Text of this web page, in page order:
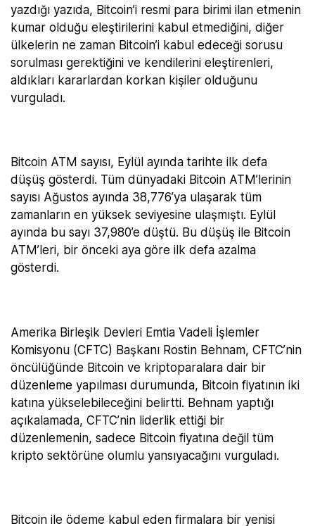
yazdığı yazıda, Bitcoin’i resmi para birimi ilan etmenin
kumar olduğu eleştirilerini kabul etmediğini, diğer
ülkelerin ne zaman Bitcoin’i kabul edeceği sorusu
sorulması gerektiğini ve kendilerini eleştirenleri,
aldıkları kararlardan korkan kişiler olduğunu
vurguladı.
Bitcoin ATM sayısı, Eylül ayında tarihte ilk defa
düşüş gösterdi. Tüm dünyadaki Bitcoin ATM’lerinin
sayısı Ağustos ayında 38,776’ya ulaşarak tüm
zamanların en yüksek seviyesine ulaşmıştı. Eylül
ayında bu sayı 37,980’e düştü. Bu düşüş ile Bitcoin
ATM’leri, bir önceki aya göre ilk defa azalma
gösterdi.
Amerika Birleşik Devleri Emtia Vadeli İşlemler
Komisyonu (CFTC) Başkanı Rostin Behnam, CFTC’nin
öncülüğünde Bitcoin ve kriptoparalara dair bir
düzenleme yapılması durumunda, Bitcoin fiyatının iki
katına yükselebileceğini belirtti. Behnam yaptığı
açıkalamada, CFTC’nin liderlik ettiği bir
düzenlemenin, sadece Bitcoin fiyatına değil tüm
kripto sektörüne olumlu yansıyacağını vurguladı.
Bitcoin ile ödeme kabul eden firmalara bir yenisi